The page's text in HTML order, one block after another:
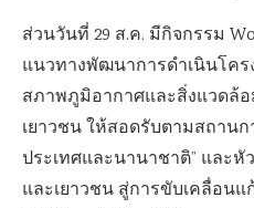
ส่วนวันที่ 29 ส.ค. มีกิจกรรม
แนวทางพัฒนาการดำเนินโคร
สภาพภูมิอากาศและสิ่งแวดล้อ
เยาวชน ให้สอดรับตามสถาน
ประเทศและนานาชาติ” และหั
และเยาวชน สู่การขับเคลื่อน